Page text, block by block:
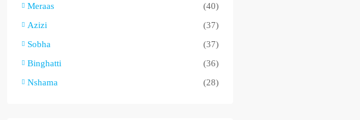
Meraas
(40)
Azizi
(37)
Sobha
(37)
Binghatti
(36)
Nshama
(28)